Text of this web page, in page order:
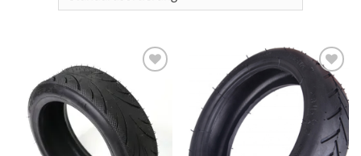
Auf die
Wunschliste
Auf die
Wunschliste